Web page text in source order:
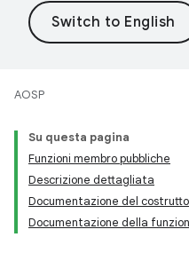
AOSP
Su questa pagina
Funzioni membro pubbliche
Descrizione dettagliata
Documentazione del
Documentazione della